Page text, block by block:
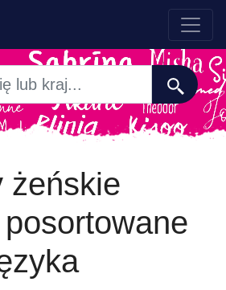
żeńskie